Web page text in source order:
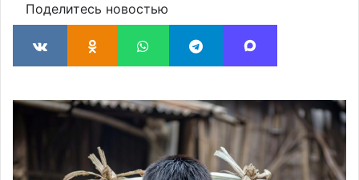
Поделитесь новостью